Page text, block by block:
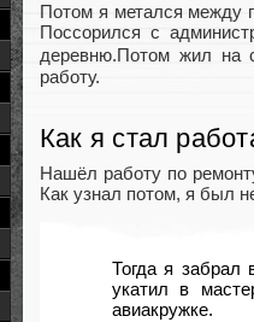
Потом я метался между
Поссорился с
деревню.Потом жил на
работу.
Как я стал
Нашёл работу по
Как узнал потом, я был
Тогда я забрал
укатил в
авиакружке.